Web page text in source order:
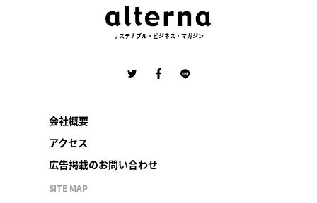
サステナブル・ビジネス・マガジン
会社概要
アクセス
広告掲載のお問い合わせ
SITE MAP